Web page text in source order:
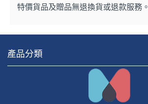
特價貨品及贈品無退換貨或退款服務。
產品分類